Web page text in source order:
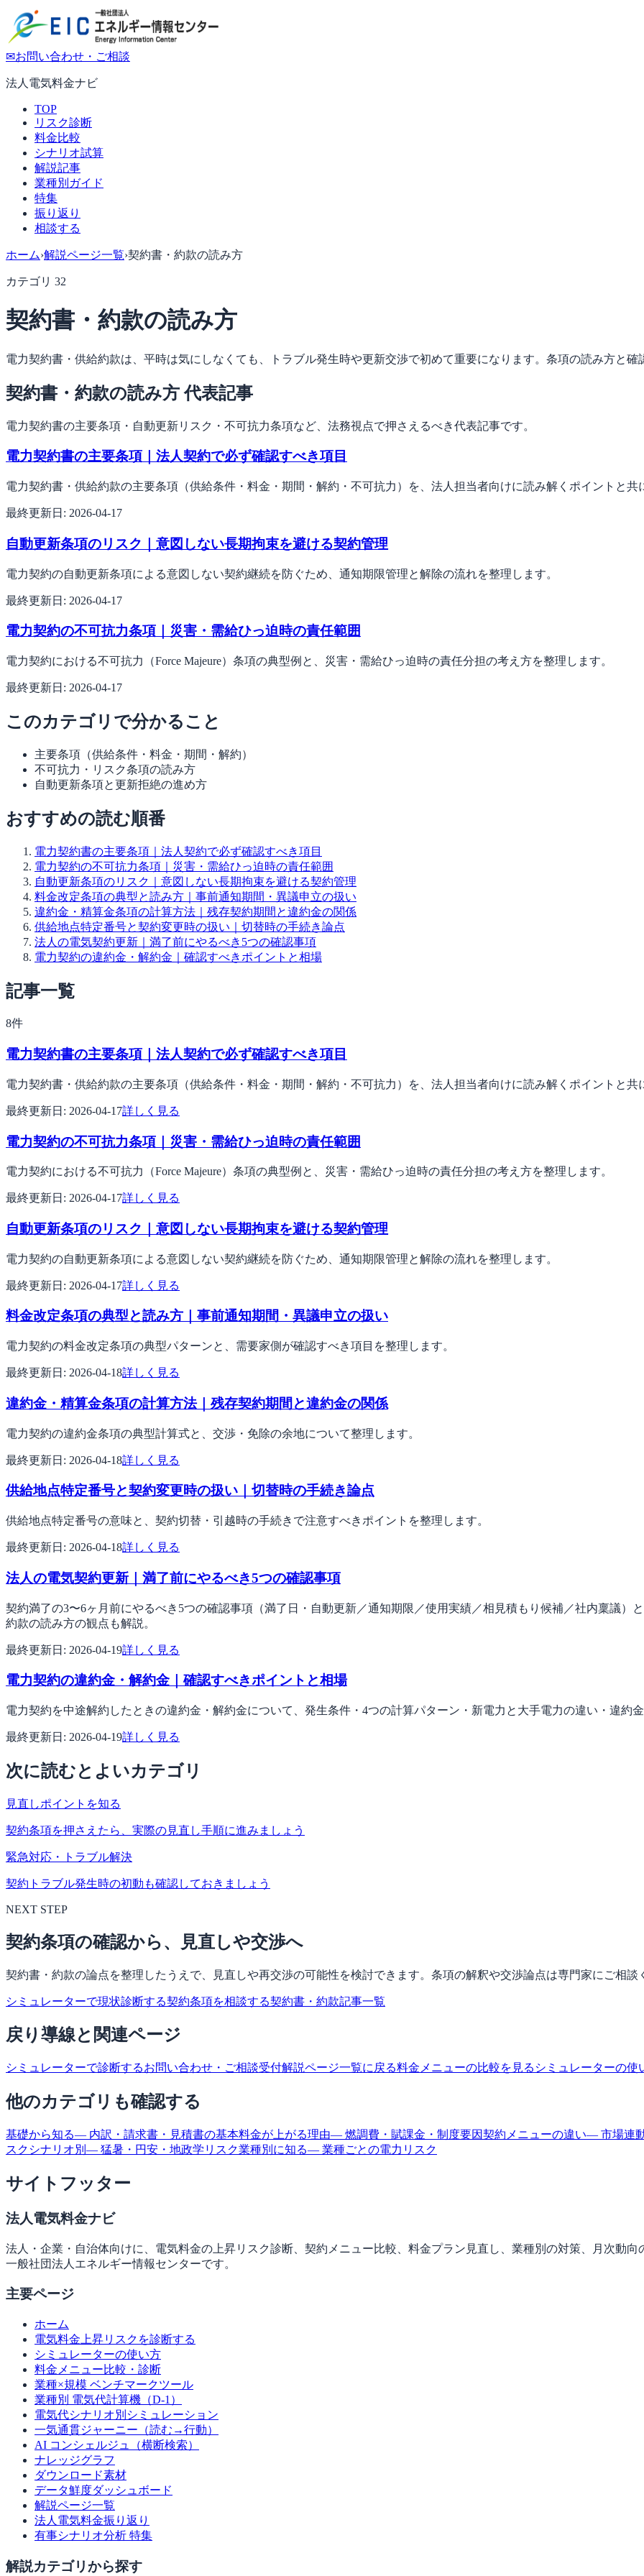
✉お問い合わせ・ご相談
法人電気料金ナビ
TOP
リスク診断
料金比較
シナリオ試算
解説記事
業種別ガイド
特集
振り返り
相談する
ホーム›解説ページ一覧›契約書・約款の読み方
カテゴリ 32
契約書・約款の読み方
電力契約書・供給約款は、平時は気にしなくても、トラブル発生時や更新交渉で初めて重要になります。条項の読み方と確
契約書・約款の読み方 代表記事
電力契約書の主要条項・自動更新リスク・不可抗力条項など、法務視点で押さえるべき代表記事です。
電力契約書の主要条項｜法人契約で必ず確認すべき項目
電力契約書・供給約款の主要条項（供給条件・料金・期間・解約・不可抗力）を、法人担当者向けに読み解くポイントと共
最終更新日: 2026-04-17
自動更新条項のリスク｜意図しない長期拘束を避ける契約管理
電力契約の自動更新条項による意図しない契約継続を防ぐため、通知期限管理と解除の流れを整理します。
最終更新日: 2026-04-17
電力契約の不可抗力条項｜災害・需給ひっ迫時の責任範囲
電力契約における不可抗力（Force Majeure）条項の典型例と、災害・需給ひっ迫時の責任分担の考え方を整理します。
最終更新日: 2026-04-17
このカテゴリで分かること
主要条項（供給条件・料金・期間・解約）
不可抗力・リスク条項の読み方
自動更新条項と更新拒絶の進め方
おすすめの読む順番
電力契約書の主要条項｜法人契約で必ず確認すべき項目
電力契約の不可抗力条項｜災害・需給ひっ迫時の責任範囲
自動更新条項のリスク｜意図しない長期拘束を避ける契約管理
料金改定条項の典型と読み方｜事前通知期間・異議申立の扱い
違約金・精算金条項の計算方法｜残存契約期間と違約金の関係
供給地点特定番号と契約変更時の扱い｜切替時の手続き論点
法人の電気契約更新｜満了前にやるべき5つの確認事項
電力契約の違約金・解約金｜確認すべきポイントと相場
記事一覧
8件
電力契約書の主要条項｜法人契約で必ず確認すべき項目
電力契約書・供給約款の主要条項（供給条件・料金・期間・解約・不可抗力）を、法人担当者向けに読み解くポイントと共
最終更新日: 2026-04-17詳しく見る
電力契約の不可抗力条項｜災害・需給ひっ迫時の責任範囲
電力契約における不可抗力（Force Majeure）条項の典型例と、災害・需給ひっ迫時の責任分担の考え方を整理します。
最終更新日: 2026-04-17詳しく見る
自動更新条項のリスク｜意図しない長期拘束を避ける契約管理
電力契約の自動更新条項による意図しない契約継続を防ぐため、通知期限管理と解除の流れを整理します。
最終更新日: 2026-04-17詳しく見る
料金改定条項の典型と読み方｜事前通知期間・異議申立の扱い
電力契約の料金改定条項の典型パターンと、需要家側が確認すべき項目を整理します。
最終更新日: 2026-04-18詳しく見る
違約金・精算金条項の計算方法｜残存契約期間と違約金の関係
電力契約の違約金条項の典型計算式と、交渉・免除の余地について整理します。
最終更新日: 2026-04-18詳しく見る
供給地点特定番号と契約変更時の扱い｜切替時の手続き論点
供給地点特定番号の意味と、契約切替・引越時の手続きで注意すべきポイントを整理します。
最終更新日: 2026-04-18詳しく見る
法人の電気契約更新｜満了前にやるべき5つの確認事項
契約満了の3〜6ヶ月前にやるべき5つの確認事項（満了日・自動更新／通知期限／使用実績／相見積もり候補／社内稟議）
約款の読み方の観点も解説。
最終更新日: 2026-04-19詳しく見る
電力契約の違約金・解約金｜確認すべきポイントと相場
電力契約を中途解約したときの違約金・解約金について、発生条件・4つの計算パターン・新電力と大手電力の違い・違約
最終更新日: 2026-04-19詳しく見る
次に読むとよいカテゴリ
見直しポイントを知る
契約条項を押さえたら、実際の見直し手順に進みましょう
緊急対応・トラブル解決
契約トラブル発生時の初動も確認しておきましょう
NEXT STEP
契約条項の確認から、見直しや交渉へ
契約書・約款の論点を整理したうえで、見直しや再交渉の可能性を検討できます。条項の解釈や交渉論点は専門家にご相談
シミュレーターで現状診断する契約条項を相談する契約書・約款記事一覧
戻り導線と関連ページ
シミュレーターで診断するお問い合わせ・ご相談受付解説ページ一覧に戻る料金メニューの比較を見る シミュレーターの使
他のカテゴリも確認する
基礎から知る— 内訳・請求書・見積書の基本料金が上がる理由— 燃調費・賦課金・制度要因契約メニューの違い— 市場連
スクシナリオ別 — 猛暑・円安・地政学リスク業種別に知る— 業種ごとの電力リスク
サイトフッター
法人電気料金ナビ
法人・企業・自治体向けに、電気料金の上昇リスク診断、契約メニュー比較、料金プラン見直し、業種別の対策、月次動
一般社団法人エネルギー情報センターです。
主要ページ
ホーム
電気料金上昇リスクを診断する
シミュレーターの使い方
料金メニュー比較・診断
業種×規模 ベンチマークツール
業種別 電気代計算機（D-1）
電気代シナリオ別シミュレーション
一気通貫ジャーニー（読む→行動）
AI コンシェルジュ（横断検索）
ナレッジグラフ
ダウンロード素材
データ鮮度ダッシュボード
解説ページ一覧
法人電気料金振り返り
有事シナリオ分析 特集
解説カテゴリから探す